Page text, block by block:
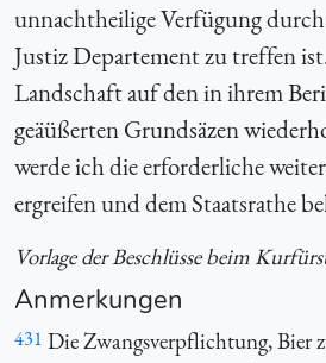
unnachtheilige Verfügung
Justiz Departement zu treffen
Landschaft auf den in ihrem
geäüßerten Grundsäzen
werde ich die erforderliche
ergreifen und dem Staatsrathe
Vorlage der Beschlüsse beim
Anmerkungen
431 Die Zwangsverpflichtung, Bier